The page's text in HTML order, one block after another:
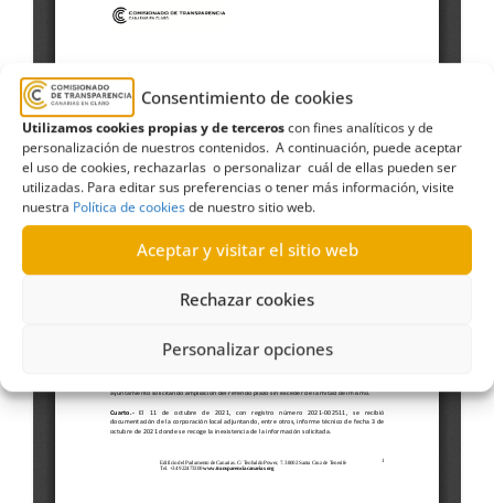
Consentimiento de cookies
Utilizamos cookies propias y de terceroscon fines analíticos y de
personalización de nuestros contenidos. A continuación, puede aceptar
el uso de cookies, rechazarlas o personalizar cuál de ellas pueden ser
utilizadas. Para editar sus preferencias o tener más información, visite
nuestra Política de cookiesde nuestro sitio web.
Aceptar y visitar el sitio web
Rechazar cookies
Personalizar opciones